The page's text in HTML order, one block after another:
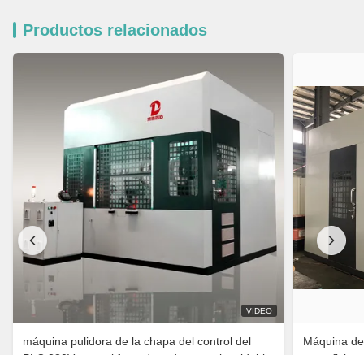
Productos relacionados
VIDEO
máquina pulidora de la chapa del control del
Máquina